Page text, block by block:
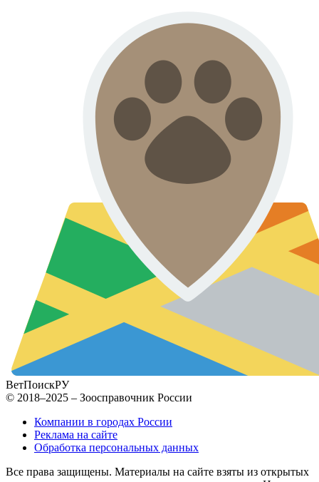
ВетПоискРУ
© 2018–2025 – Зоосправочник России
Компании в городах России
Реклама на сайте
Обработка персональных данных
Все права защищены. Материалы на сайте взяты из открытых